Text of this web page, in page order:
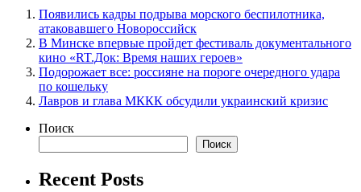
Появились кадры подрыва морского беспилотника,
атаковавшего Новороссийск
В Минске впервые пройдет фестиваль документального
кино «RT.Док: Время наших героев»
Подорожает все: россияне на пороге очередного удара
по кошельку
Лавров и глава МККК обсудили украинский кризис
Поиск
Поиск
Recent Posts